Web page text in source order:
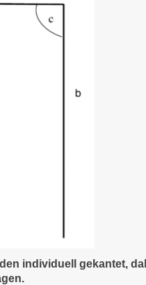
individuell gekantet,